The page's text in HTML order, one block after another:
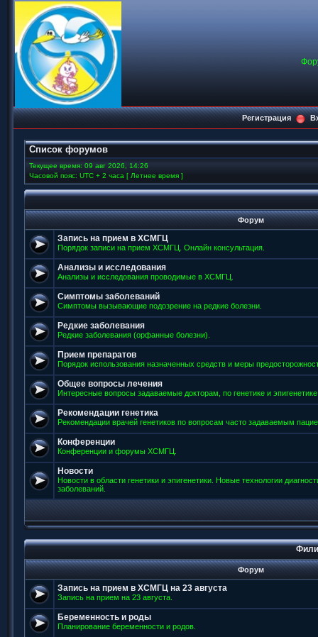
Регистрация
Список форумов
Текущее время: 09 авг 2026, 14:26
Часовой пояс: UTC + 2 часа [ Летнее время ]
Форум
Запись на прием в ХСМГЦ
Порядок записи на прием ХСМГЦ. Онлайн консультация.
Анализы и исследования
Анализы и исследования проводимые в ХСМГЦ.
Симптомы заболеваний
Симптомы вызывающие подозрение на редкие болезни.
Редкие заболевания
Редкие заболевания (орфанные болезни).
Прием препаратов
Порядок использования назначенных средств и меры
Общее вопросы лечения
Интересные вопросы задаваемые докторам, по генетике и
Рекомендации генетика
Рекомендации врачей генетиков по вопросам часто задаваемым
Конференции
Конференции и форумы ХСМГЦ.
Новости
Новости в области генетики и эпигенетики. Новые технологии
заболеваний.
Форум
Запись на прием в ХСМГЦ на 23 августа
Запись на прием на 23 августа.
Беременность и роды
Планирование беременности и родов.